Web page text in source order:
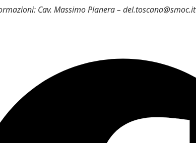
Cav. Massimo Planera – del.toscana@smoc.it